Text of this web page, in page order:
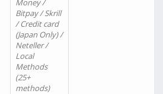
Money /
Bitpay / Skrill
/ Credit card
(Japan Only) /
Neteller /
Local
Methods
(25+
methods)